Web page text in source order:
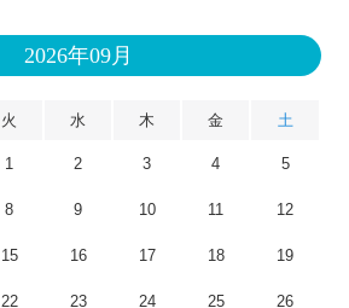
2026年09月
火 水 木 金 土
1 2 3 4 5
8 9 10 11 12
15 16 17 18 19
22 23 24 25 26